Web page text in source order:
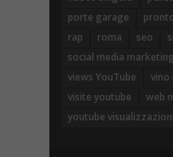
porte garage
rap
roma seo
social media marketing
views YouTube
vino
visite youtube
web
youtube visualizzazioni